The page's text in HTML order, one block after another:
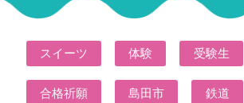
スイーツ 体験 受験生
合格祈願 島田市 鉄道